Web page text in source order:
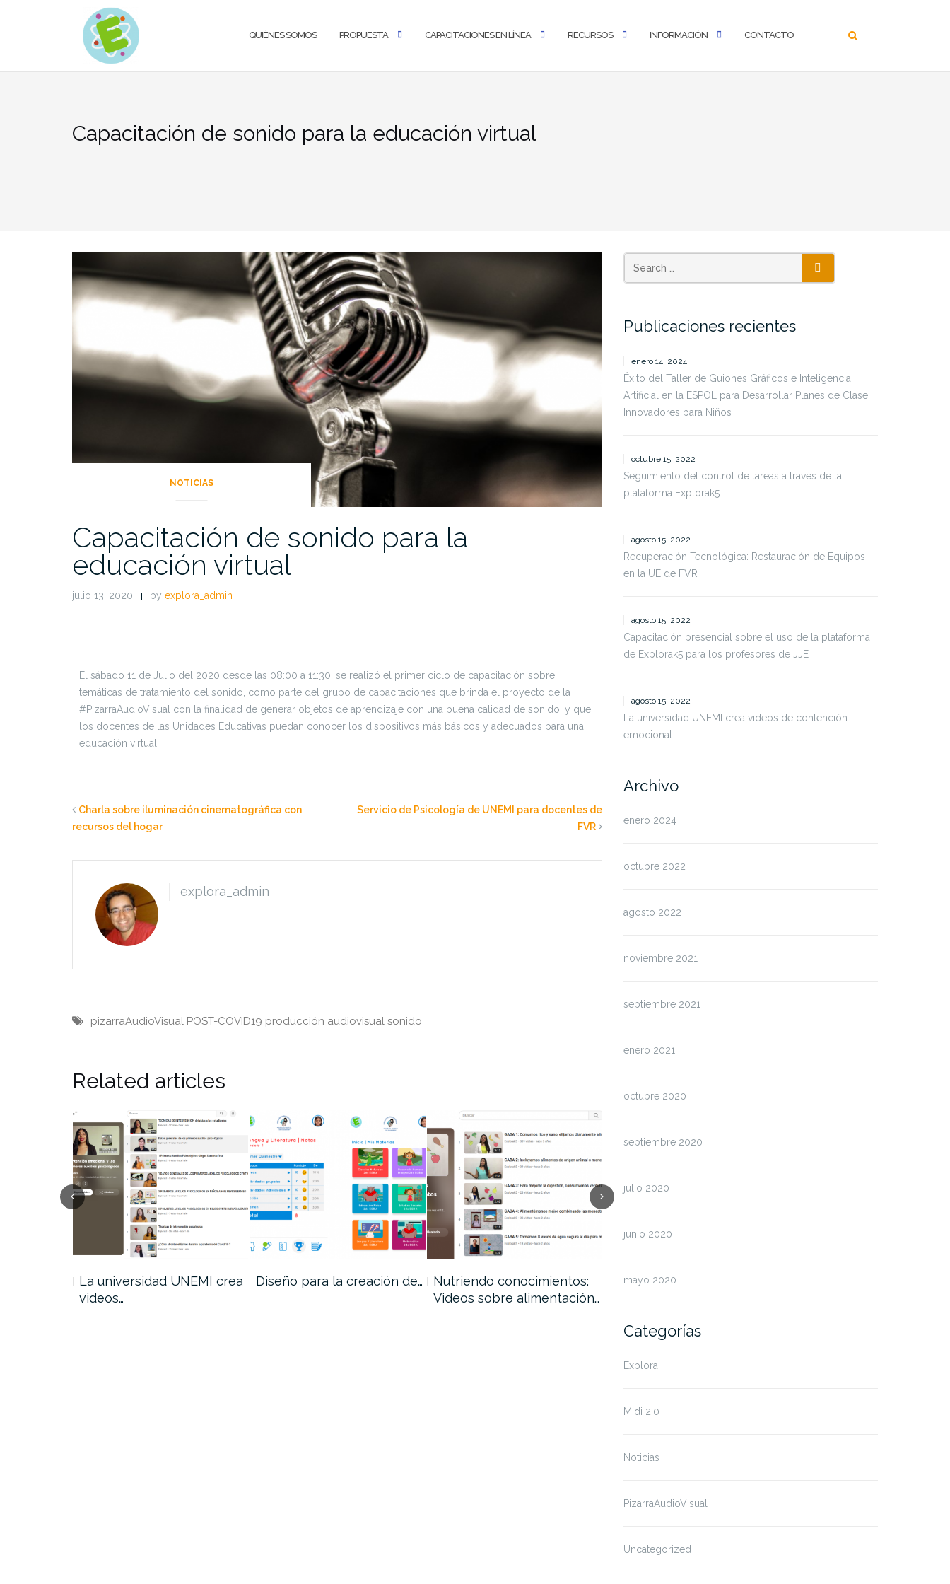
QUIÉNES SOMOS PROPUESTA CAPACITACIONES EN LÍNEA RECURSOS INFORMACIÓN CONTACTO
Capacitación de sonido para la educación virtual
NOTICIAS
Capacitación de sonido para la
educación virtual
julio 13, 2020 by explora_admin
El sábado 11 de Julio del 2020 desde las 08:00 a 11:30, se realizó el primer ciclo de capacitación sobre
temáticas de tratamiento del sonido, como parte del grupo de capacitaciones que brinda el proyecto de la
#PizarraAudioVisual con la finalidad de generar objetos de aprendizaje con una buena calidad de sonido, y que
los docentes de las Unidades Educativas puedan conocer los dispositivos más básicos y adecuados para una
educación virtual.
Charla sobre iluminación cinematográfica con
recursos del hogar
Servicio de Psicología de UNEMI para docentes de
FVR
explora_admin
pizarraAudioVisual POST-COVID19 producción audiovisual sonido
Related articles
La universidad UNEMI crea
videos…
Diseño para la creación de…
Nutriendo conocimientos:
Videos sobre alimentación…
Creación de videos
Publicaciones recientes
enero 14, 2024
Éxito del Taller de Guiones Gráficos e Inteligencia
Artificial en la ESPOL para Desarrollar Planes de Clase
Innovadores para Niños
octubre 15, 2022
Seguimiento del control de tareas a través de la
plataforma Explorak5
agosto 15, 2022
Recuperación Tecnológica: Restauración de Equipos
en la UE de FVR
agosto 15, 2022
Capacitación presencial sobre el uso de la plataforma
de Explorak5 para los profesores de JJE
agosto 15, 2022
La universidad UNEMI crea videos de contención
emocional
Archivo
enero 2024
octubre 2022
agosto 2022
noviembre 2021
septiembre 2021
enero 2021
octubre 2020
septiembre 2020
julio 2020
junio 2020
mayo 2020
Categorías
Explora
Midi 2.0
Noticias
PizarraAudioVisual
Uncategorized